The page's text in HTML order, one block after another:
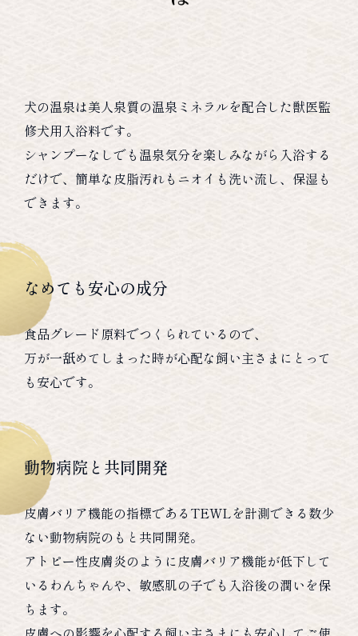
犬の温泉は美人泉質の温泉ミネラルを配合した獣医監
修犬用入浴料です。
シャンプーなしでも温泉気分を楽しみながら入浴する
だけで、簡単な皮脂汚れもニオイも洗い流し、保湿も
できます。
なめても安心の成分
食品グレード原料でつくられているので、
万が一舐めてしまった時が心配な飼い主さまにとって
も安心です。
動物病院と共同開発
皮膚バリア機能の指標であるTEWLを計測できる数少
ない動物病院のもと共同開発。
アトピー性皮膚炎のように皮膚バリア機能が低下して
いるわんちゃんや、敏感肌の子でも入浴後の潤いを保
ちます。